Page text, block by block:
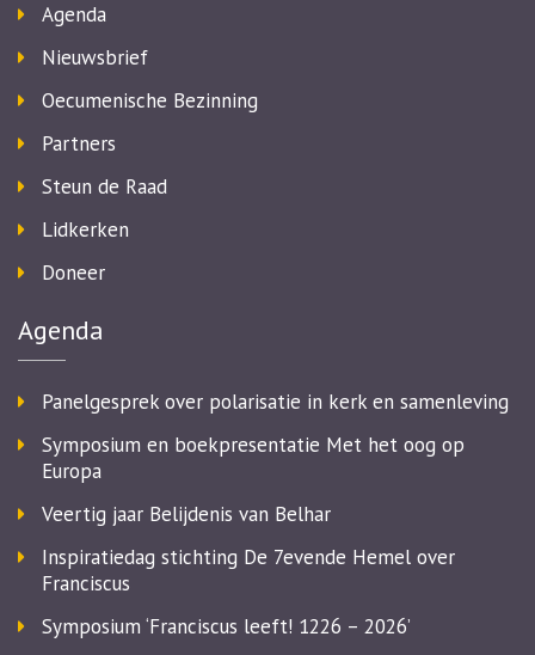
Agenda
Nieuwsbrief
Oecumenische Bezinning
Partners
Steun de Raad
Lidkerken
Doneer
Agenda
Panelgesprek over polarisatie in kerk en samenleving
Symposium en boekpresentatie Met het oog op
Europa
Veertig jaar Belijdenis van Belhar
Inspiratiedag stichting De 7evende Hemel over
Franciscus
Symposium ‘Franciscus leeft! 1226 – 2026’